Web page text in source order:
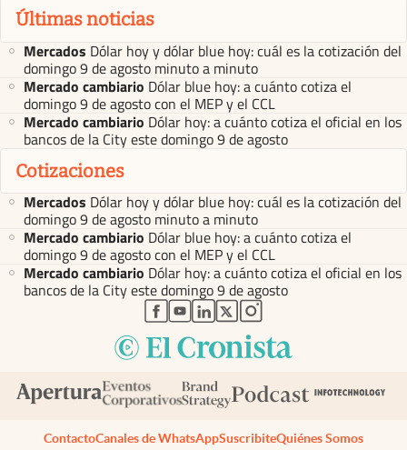
Últimas noticias
Mercados Dólar hoy y dólar blue hoy: cuál es la cotización del
domingo 9 de agosto minuto a minuto
Mercado cambiario Dólar blue hoy: a cuánto cotiza el
domingo 9 de agosto con el MEP y el CCL
Mercado cambiario Dólar hoy: a cuánto cotiza el oficial en los
bancos de la City este domingo 9 de agosto
Cotizaciones
Mercados Dólar hoy y dólar blue hoy: cuál es la cotización del
domingo 9 de agosto minuto a minuto
Mercado cambiario Dólar blue hoy: a cuánto cotiza el
domingo 9 de agosto con el MEP y el CCL
Mercado cambiario Dólar hoy: a cuánto cotiza el oficial en los
bancos de la City este domingo 9 de agosto
abre en nueva pestaña
abre en nueva pestaña
abre en nueva pestaña
abre en nueva pestaña
abre en nueva pestaña
ContactoCanales de WhatsAppSuscribiteQuiénes Somos